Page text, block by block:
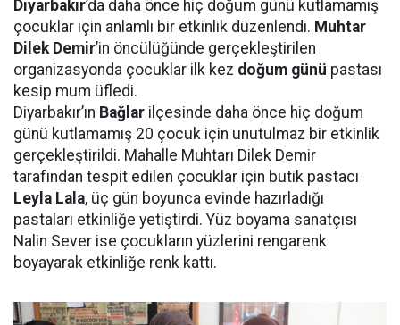
Diyarbakır’da daha önce hiç doğum günü kutlamamış
çocuklar için anlamlı bir etkinlik düzenlendi. Muhtar
Dilek Demir’in öncülüğünde gerçekleştirilen
organizasyonda çocuklar ilk kez doğum günü pastası
kesip mum üfledi.
Diyarbakır’ın Bağlar ilçesinde daha önce hiç doğum
günü kutlamamış 20 çocuk için unutulmaz bir etkinlik
gerçekleştirildi. Mahalle Muhtarı Dilek Demir
tarafından tespit edilen çocuklar için butik pastacı
Leyla Lala, üç gün boyunca evinde hazırladığı
pastaları etkinliğe yetiştirdi. Yüz boyama sanatçısı
Nalin Sever ise çocukların yüzlerini rengarenk
boyayarak etkinliğe renk kattı.